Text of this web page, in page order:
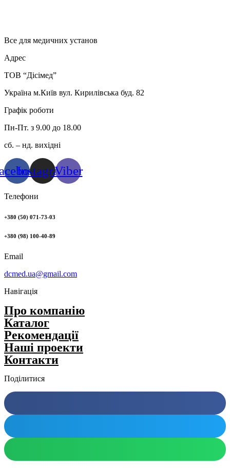
Все для медичних установ
Адрес
ТОВ “Дісімед”
Україна м.Київ вул. Кирилівська буд. 82
Графік роботи
Пн-Пт. з 9.00 до 18.00
сб. – нд. вихідні
InstagramViber
Телефони
+380 (50) 071-73-03
+380 (98) 100-40-89
Email
dcmed.ua@gmail.com
Навігація
Про компанію
Каталог
Рекомендації
Нашi проекти
Контакти
Поділитися